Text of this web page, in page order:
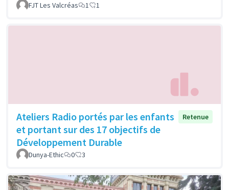
FJT Les Valcréas 1 1
Ateliers Radio portés par les enfants
et portant sur des 17 objectifs de
Développement Durable
Retenue
Dunya-Ethic 0 3